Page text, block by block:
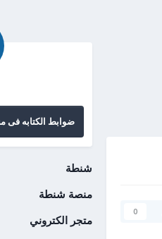
0
ضوابط الكتابه فى
شنطة
منصة شنطة
متجر الكتروني